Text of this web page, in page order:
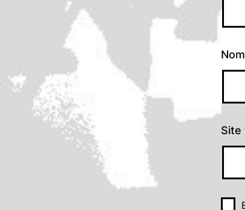
Nom
Site